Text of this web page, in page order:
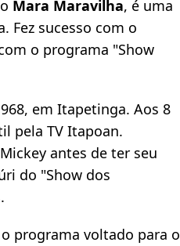
Mara Maravilha, é uma
Fez sucesso com o
o programa "Show
em Itapetinga. Aos 8
pela TV Itapoan.
antes de ter seu
do "Show dos
programa voltado para o